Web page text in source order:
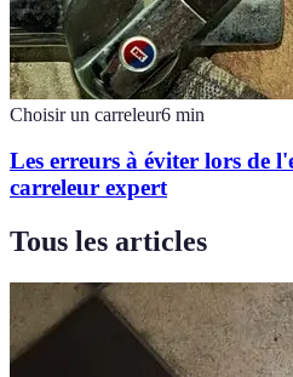
Choisir un carreleur6 min
Les erreurs à éviter lors de
carreleur expert
Tous les articles